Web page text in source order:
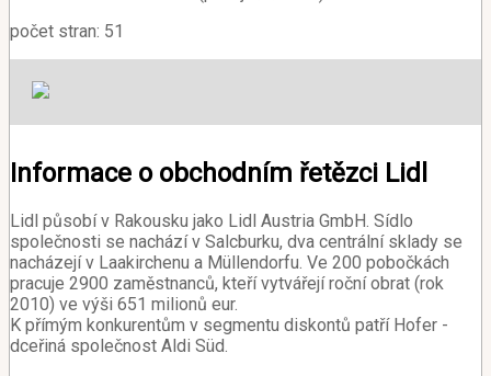
počet stran: 51
Informace o obchodním řetězci Lidl
Lidl působí v Rakousku jako Lidl Austria GmbH. Sídlo
společnosti se nachází v Salcburku, dva centrální sklady se
nacházejí v Laakirchenu a Müllendorfu. Ve 200 pobočkách
pracuje 2900 zaměstnanců, kteří vytvářejí roční obrat (rok
2010) ve výši 651 milionů eur.
K přímým konkurentům v segmentu diskontů patří Hofer -
dceřiná společnost Aldi Süd.